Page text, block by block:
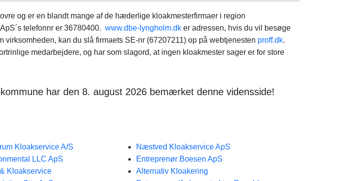
og er en blandt mange af de hæderlige kloakmesterfirmaer i region
telefonnr er 36780400. www.dbe-lyngholm.dk er adressen, hvis du vil besøge
kan du slå firmaets SE-nr (67207211) op på webtjenesten proff.dk.
medarbejdere, og har som slagord, at ingen kloakmester sager er for store
har den 8. august 2026 bemærket denne vidensside!
Kloakservice A/S
LLC ApS
Kloakservice
Næstved Kloakservice ApS
Entreprenør Boesen ApS
Alternativ Kloakering